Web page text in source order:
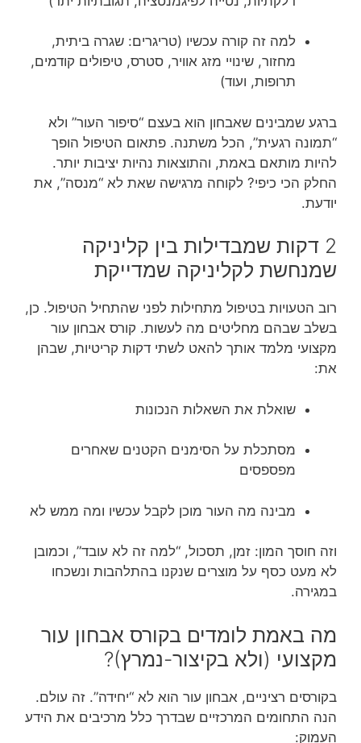
למה זה קורה עכשיו (טריגרים: שגרה ביתית,
מחזור, שינויי מזג אוויר, סטרס, טיפולים קודמים,
תרופות, ועוד)
ברגע שמבינים שאבחון הוא בעצם “סיפור העור” ולא
“תמונה רגעית”, הכל משתנה. פתאום הטיפול הופך
להיות מותאם באמת, והתוצאות נהיות יציבות יותר.
החלק הכי כיפי? לקוחה מרגישה שאת לא “מנסה”, את
יודעת.
2 דקות שמבדילות בין קליניקה
שמנחשת לקליניקה שמדייקת
רוב הטעויות בטיפול מתחילות לפני שהתחיל הטיפול. כן,
בשלב שבהם מחליטים מה לעשות. קורס אבחון עור
מקצועי מלמד אותך להאט לשתי דקות קריטיות, שבהן
את:
שואלת את השאלות הנכונות
מסתכלת על הסימנים הקטנים שאחרים
מפספסים
מבינה מה העור מוכן לקבל עכשיו ומה ממש לא
וזה חוסך המון: זמן, תסכול, “למה זה לא עובד”, וכמובן
לא מעט כסף על מוצרים שנקנו בהתלהבות ונשכחו
במגירה.
מה באמת לומדים בקורס אבחון עור
מקצועי (ולא בקיצור-נמרץ)?
בקורסים רציניים, אבחון עור הוא לא “יחידה”. זה עולם.
הנה התחומים המרכזיים שבדרך כלל מרכיבים את הידע
העמוק: